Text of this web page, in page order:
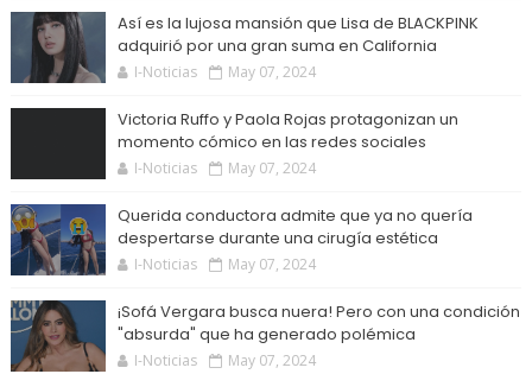
Así es la lujosa mansión que Lisa de BLACKPINK
adquirió por una gran suma en California
I-Noticias May 07, 2024
Victoria Ruffo y Paola Rojas protagonizan un
momento cómico en las redes sociales
I-Noticias May 07, 2024
Querida conductora admite que ya no quería
despertarse durante una cirugía estética
I-Noticias May 07, 2024
¡Sofá Vergara busca nuera! Pero con una condición
"absurda" que ha generado polémica
I-Noticias May 07, 2024